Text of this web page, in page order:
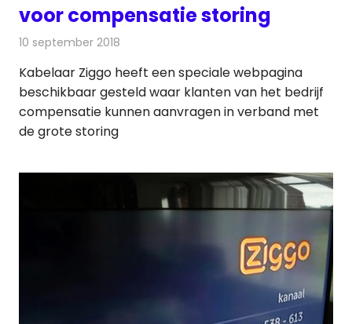
voor compensatie storing
10 september 2018
Kabelaar Ziggo heeft een speciale webpagina
beschikbaar gesteld waar klanten van het bedrijf
compensatie kunnen aanvragen in verband met
de grote storing